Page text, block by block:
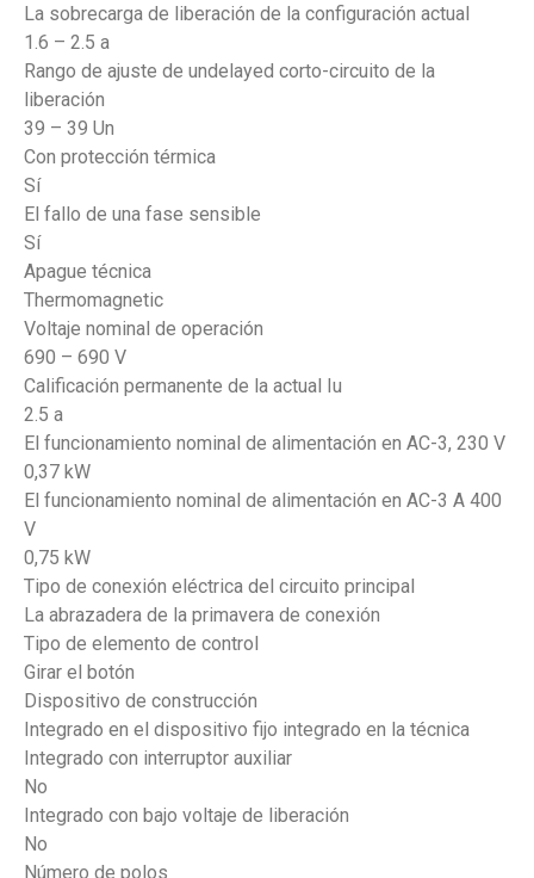
La sobrecarga de liberación de la configuración actual
1.6 – 2.5 a
Rango de ajuste de undelayed corto-circuito de la
liberación
39 – 39 Un
Con protección térmica
Sí
El fallo de una fase sensible
Sí
Apague técnica
Thermomagnetic
Voltaje nominal de operación
690 – 690 V
Calificación permanente de la actual Iu
2.5 a
El funcionamiento nominal de alimentación en AC-3, 230 V
0,37 kW
El funcionamiento nominal de alimentación en AC-3 A 400
V
0,75 kW
Tipo de conexión eléctrica del circuito principal
La abrazadera de la primavera de conexión
Tipo de elemento de control
Girar el botón
Dispositivo de construcción
Integrado en el dispositivo fijo integrado en la técnica
Integrado con interruptor auxiliar
No
Integrado con bajo voltaje de liberación
No
Número de polos